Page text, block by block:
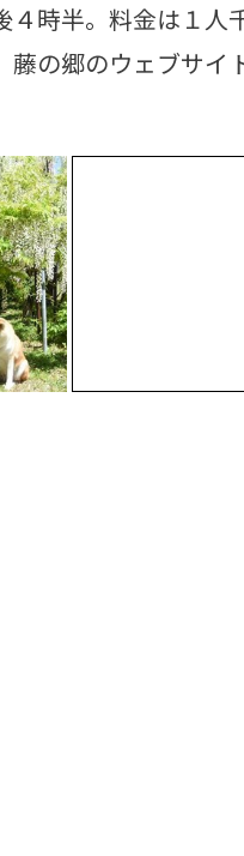
時半。料金は１人
藤の郷のウェブサ